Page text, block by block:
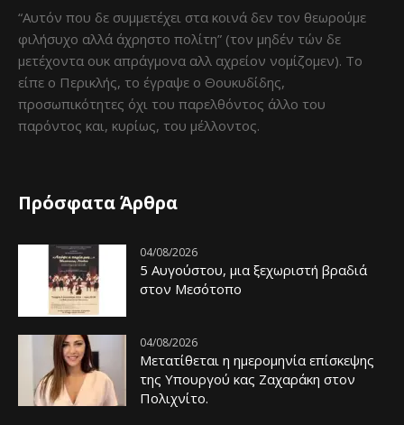
“Αυτόν που δε συμμετέχει στα κοινά δεν τον θεωρούμε
φιλήσυχο αλλά άχρηστο πολίτη” (τον μηδέν τών δε
μετέχοντα ουκ απράγμονα αλλ αχρείον νομίζομεν). Το
είπε ο Περικλής, το έγραψε ο Θουκυδίδης,
προσωπικότητες όχι του παρελθόντος άλλο του
παρόντος και, κυρίως, του μέλλοντος.
Πρόσφατα Άρθρα
04/08/2026
5 Αυγούστου, μια ξεχωριστή βραδιά
στον Μεσότοπο
04/08/2026
Μετατίθεται η ημερομηνία επίσκεψης
της Υπουργού κας Ζαχαράκη στον
Πολιχνίτο.